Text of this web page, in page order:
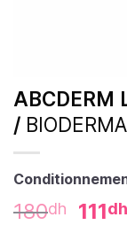
ABCDERM
/ BIODERMA
180dh 111dh